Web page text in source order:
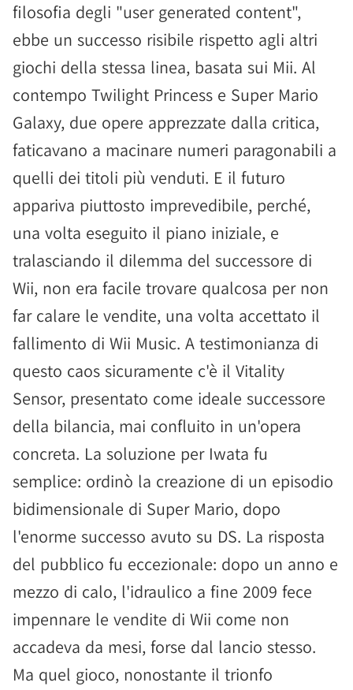
filosofia degli "user generated content",
ebbe un successo risibile rispetto agli altri
giochi della stessa linea, basata sui Mii. Al
contempo Twilight Princess e Super Mario
Galaxy, due opere apprezzate dalla critica,
faticavano a macinare numeri paragonabili a
quelli dei titoli più venduti. E il futuro
appariva piuttosto imprevedibile, perché,
una volta eseguito il piano iniziale, e
tralasciando il dilemma del successore di
Wii, non era facile trovare qualcosa per non
far calare le vendite, una volta accettato il
fallimento di Wii Music. A testimonianza di
questo caos sicuramente c'è il Vitality
Sensor, presentato come ideale successore
della bilancia, mai confluito in un'opera
concreta. La soluzione per Iwata fu
semplice: ordinò la creazione di un episodio
bidimensionale di Super Mario, dopo
l'enorme successo avuto su DS. La risposta
del pubblico fu eccezionale: dopo un anno e
mezzo di calo, l'idraulico a fine 2009 fece
impennare le vendite di Wii come non
accadeva da mesi, forse dal lancio stesso.
Ma quel gioco, nonostante il trionfo